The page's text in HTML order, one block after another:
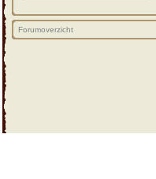
Forumoverzicht